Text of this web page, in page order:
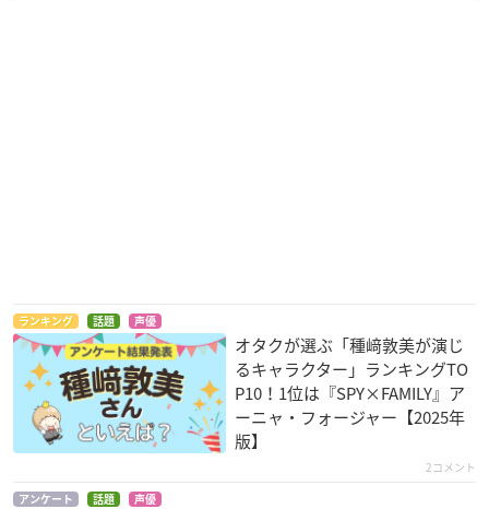
ズ
狸塚数馬
ランキング 話題 声優
オタクが選ぶ「種﨑敦美が演じ
るキャラクター」ランキングTO
P10！1位は『SPY×FAMILY』ア
ーニャ・フォージャー【2025年
版】
2コメント
アンケート 話題 声優